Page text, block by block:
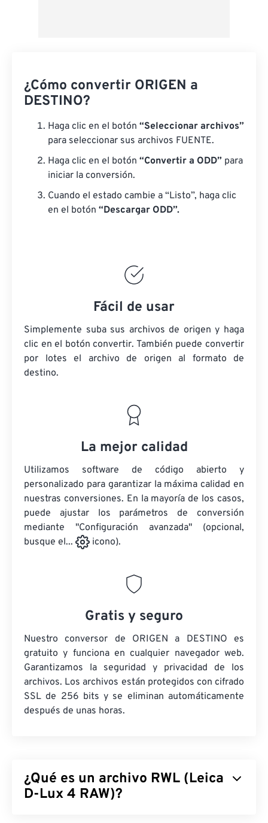
¿Cómo convertir ORIGEN a
DESTINO?
Haga clic en el botón “Seleccionar archivos”
para seleccionar sus archivos FUENTE.
Haga clic en el botón “Convertir a ODD” para
iniciar la conversión.
Cuando el estado cambie a “Listo”, haga clic
en el botón “Descargar ODD”.
Fácil de usar
Simplemente suba sus archivos de origen y haga
clic en el botón convertir. También puede convertir
por lotes el archivo de origen al formato de
destino.
La mejor calidad
Utilizamos software de código abierto y
personalizado para garantizar la máxima calidad en
nuestras conversiones. En la mayoría de los casos,
puede ajustar los parámetros de conversión
mediante "Configuración avanzada" (opcional,
busque el...
icono).
Gratis y seguro
Nuestro conversor de ORIGEN a DESTINO es
gratuito y funciona en cualquier navegador web.
Garantizamos la seguridad y privacidad de los
archivos. Los archivos están protegidos con cifrado
SSL de 256 bits y se eliminan automáticamente
después de unas horas.
¿Qué es un archivo RWL (Leica
D-Lux 4 RAW)?